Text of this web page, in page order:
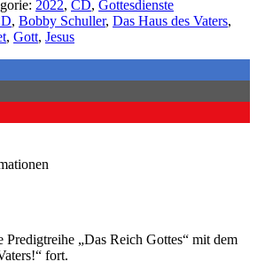
2022, CD, Gottesdienste
, Bobby Schuller, Das Haus des Vaters,
, Gott, Jesus
„Das Reich Gottes“ mit dem
fort.